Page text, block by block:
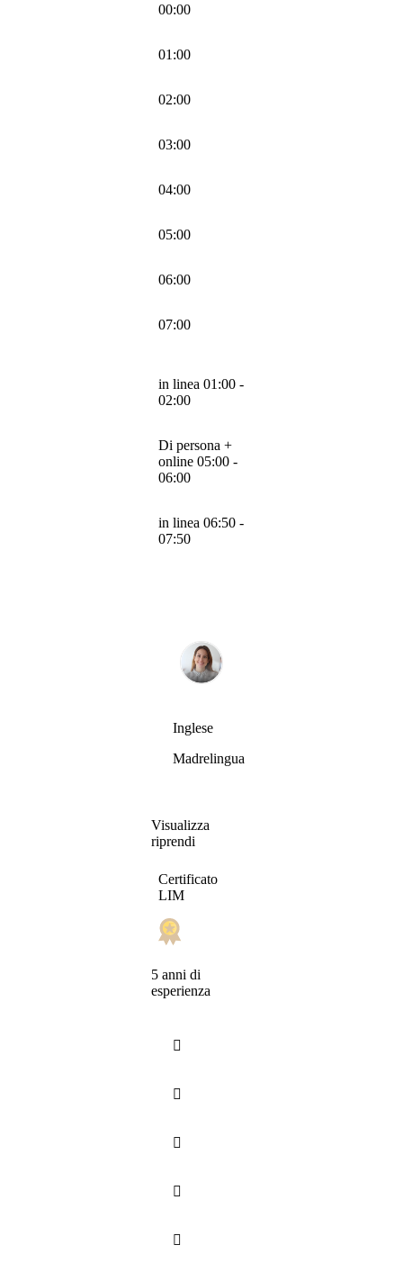
00:00
01:00
02:00
03:00
04:00
05:00
06:00
07:00
in linea 01:00 -
02:00
Di persona +
online 05:00 -
06:00
in linea 06:50 -
07:50
Inglese
Madrelingua
Visualizza
riprendi
Certificato
LIM
5 anni di
esperienza




